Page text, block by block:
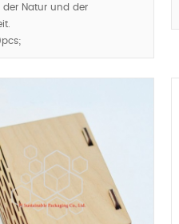
der Natur und der